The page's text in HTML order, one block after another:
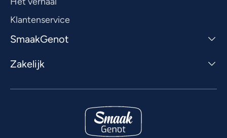
Klantenservice
SmaakGenot
Zakelijk